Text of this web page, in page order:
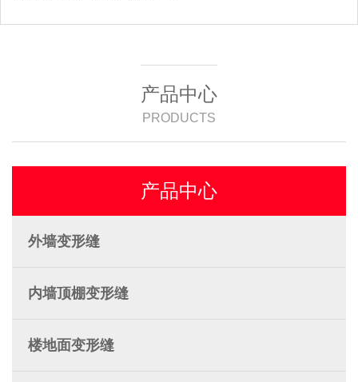
产品中心
PRODUCTS
产品中心
外墙变形缝
内墙顶棚变形缝
楼地面变形缝